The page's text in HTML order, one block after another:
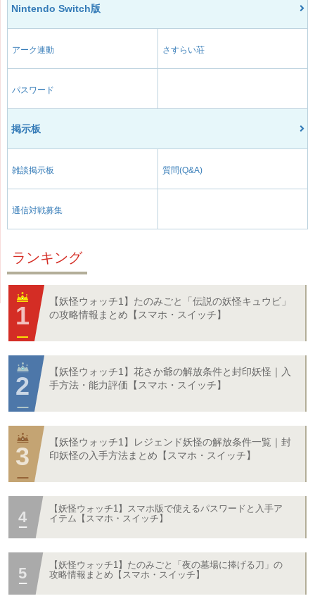
Nintendo Switch版
アーク連動 さすらい荘
パスワード
掲示板
雑談掲示板 質問(Q&A)
通信対戦募集
ランキング
【妖怪ウォッチ1】たのみごと「伝説の妖怪キュウビ」
の攻略情報まとめ【スマホ・スイッチ】
【妖怪ウォッチ1】花さか爺の解放条件と封印妖怪｜入
手方法・能力評価【スマホ・スイッチ】
【妖怪ウォッチ1】レジェンド妖怪の解放条件一覧｜封
印妖怪の入手方法まとめ【スマホ・スイッチ】
【妖怪ウォッチ1】スマホ版で使えるパスワードと入手ア
イテム【スマホ・スイッチ】
【妖怪ウォッチ1】たのみごと「夜の墓場に捧げる刀」の
攻略情報まとめ【スマホ・スイッチ】